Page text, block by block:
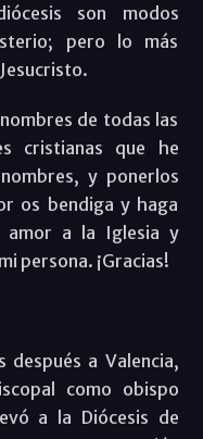
son modos
pero lo más
de todas las
cristianas que he
y ponerlos
os bendiga y haga
amor a la Iglesia y
persona. ¡Gracias!
después a Valencia,
como obispo
a la Diócesis de